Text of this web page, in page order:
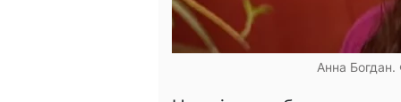
Анна Богдан.